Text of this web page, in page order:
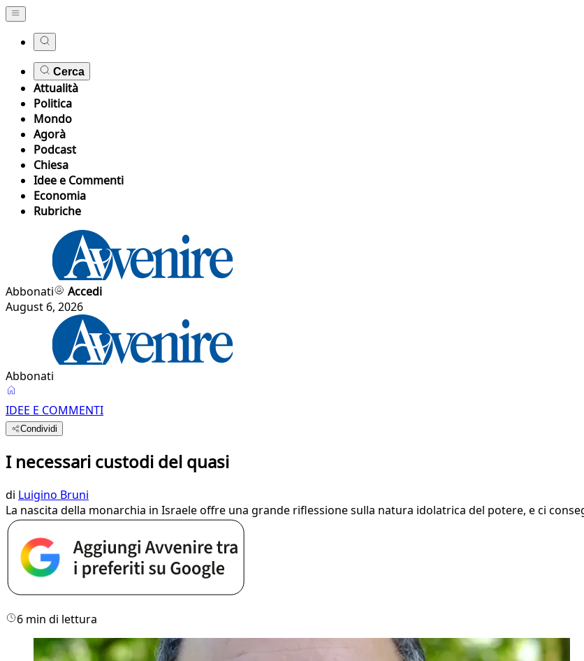
Cerca
Attualità
Politica
Mondo
Agorà
Podcast
Chiesa
Idee e Commenti
Economia
Rubriche
Abbonati
Accedi
August 6, 2026
Abbonati
IDEE E COMMENTI
Condividi
I necessari custodi del quasi
di Luigino Bruni
La nascita della monarchia in Israele offre una grande riflessione sulla natura idolatrica del potere, e ci
6 min di lettura